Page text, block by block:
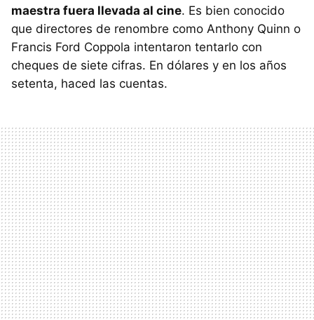
maestra fuera llevada al cine. Es bien conocido
que directores de renombre como Anthony Quinn o
Francis Ford Coppola intentaron tentarlo con
cheques de siete cifras. En dólares y en los años
setenta, haced las cuentas.